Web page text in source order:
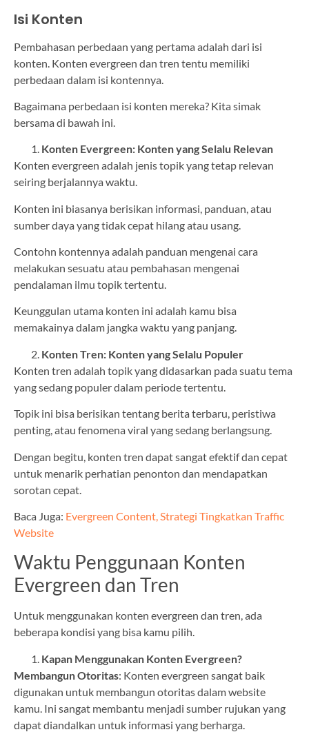
Isi Konten
Pembahasan perbedaan yang pertama adalah dari isi
konten. Konten evergreen dan tren tentu memiliki
perbedaan dalam isi kontennya.
Bagaimana perbedaan isi konten mereka? Kita simak
bersama di bawah ini.
Konten Evergreen: Konten yang Selalu Relevan
Konten evergreen adalah jenis topik yang tetap relevan
seiring berjalannya waktu.
Konten ini biasanya berisikan informasi, panduan, atau
sumber daya yang tidak cepat hilang atau usang.
Contohn kontennya adalah panduan mengenai cara
melakukan sesuatu atau pembahasan mengenai
pendalaman ilmu topik tertentu.
Keunggulan utama konten ini adalah kamu bisa
memakainya dalam jangka waktu yang panjang.
Konten Tren: Konten yang Selalu Populer
Konten tren adalah topik yang didasarkan pada suatu tema
yang sedang populer dalam periode tertentu.
Topik ini bisa berisikan tentang berita terbaru, peristiwa
penting, atau fenomena viral yang sedang berlangsung.
Dengan begitu, konten tren dapat sangat efektif dan cepat
untuk menarik perhatian penonton dan mendapatkan
sorotan cepat.
Baca Juga: Evergreen Content, Strategi Tingkatkan Traffic
Website
Waktu Penggunaan Konten
Evergreen dan Tren
Untuk menggunakan konten evergreen dan tren, ada
beberapa kondisi yang bisa kamu pilih.
Kapan Menggunakan Konten Evergreen?
Membangun Otoritas: Konten evergreen sangat baik
digunakan untuk membangun otoritas dalam website
kamu. Ini sangat membantu menjadi sumber rujukan yang
dapat diandalkan untuk informasi yang berharga.